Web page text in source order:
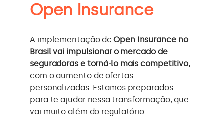
Open Insurance
A implementação doOpen Insurance no
Brasil vai impulsionar o mercado de
seguradoras e torná-lo mais competitivo,
com o aumento de ofertas
personalizadas. Estamos preparados
para te ajudar nessa transformação, que
vai muito além do regulatório.